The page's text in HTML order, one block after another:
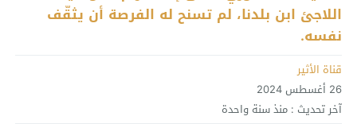
اللاجئ ابن بلدنا، لم تسنح له الفرصة أن يثقّف
نفسه.
قناة الأثير
26 أغسطس 2024
آخر تحديث : منذ سنة واحدة